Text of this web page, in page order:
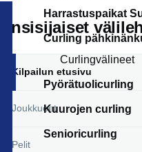
Harrastuspaikat
Curling
Curlingvälineet
Pyörätuolicurling
Kuurojen curling
Senioricurling
Ensisijaiset
Kilpailun etusivu
Joukkueet
Pelit